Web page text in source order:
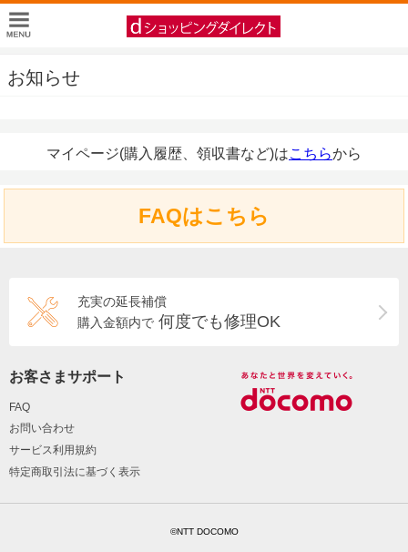
お知らせ
マイページ(購入履歴、領収書など)はこちらから
FAQはこちら
充実の延長補償
購入金額内で 何度でも修理OK
お客さまサポート
FAQ
お問い合わせ
サービス利用規約
特定商取引法に基づく表示
©NTT DOCOMO